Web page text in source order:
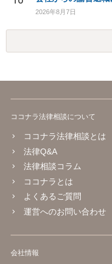
2026年8月7日
ココナラ法律相談について
ココナラ法律相談とは
法律Q&A
法律相談コラム
ココナラとは
よくあるご質問
運営へのお問い合わせ
会社情報